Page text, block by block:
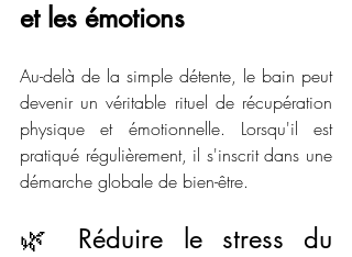
et les émotions
Au-delà de la simple détente, le bain peut
devenir un véritable rituel de récupération
physique et émotionnelle. Lorsqu'il est
pratiqué régulièrement, il s'inscrit dans une
démarche globale de bien-être.
🌿 Réduire le stress du